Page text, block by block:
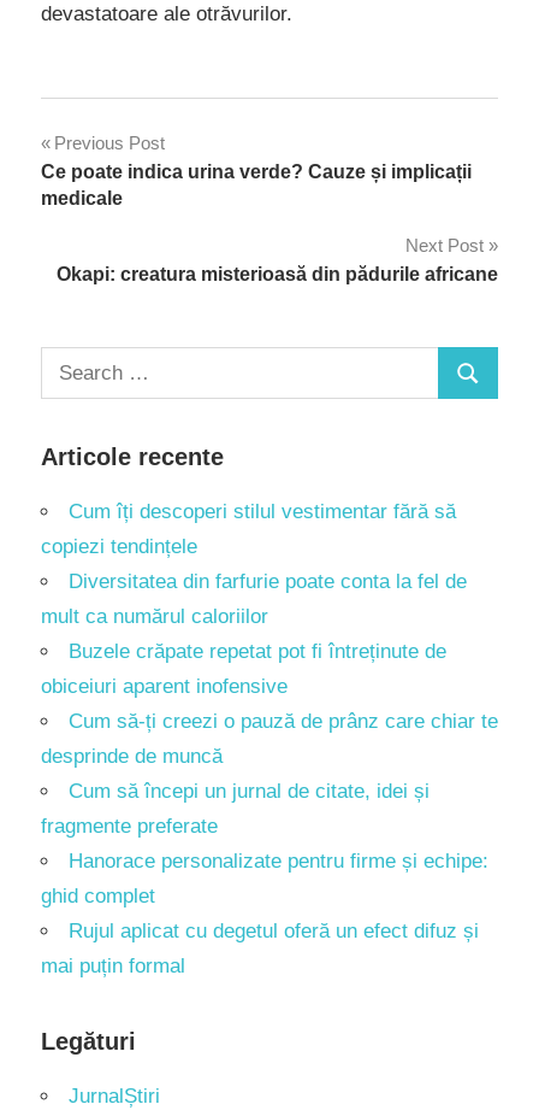
devastatoare ale otrăvurilor.
Navigare
în
Previous Post
Ce poate indica urina verde? Cauze și implicații
medicale
Next Post
Okapi: creatura misterioasă din pădurile africane
Search
for:
Search
Articole recente
Cum îți descoperi stilul vestimentar fără să
copiezi tendințele
Diversitatea din farfurie poate conta la fel de
mult ca numărul caloriilor
Buzele crăpate repetat pot fi întreținute de
obiceiuri aparent inofensive
Cum să-ți creezi o pauză de prânz care chiar te
desprinde de muncă
Cum să începi un jurnal de citate, idei și
fragmente preferate
Hanorace personalizate pentru firme și echipe:
ghid complet
Rujul aplicat cu degetul oferă un efect difuz și
mai puțin formal
Legături
JurnalȘtiri